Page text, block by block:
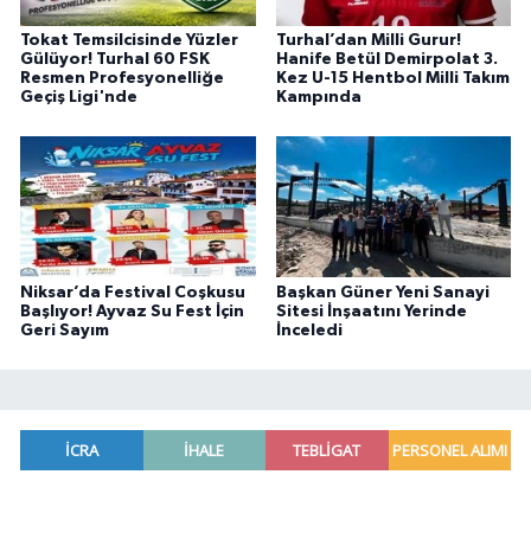
Tokat Temsilcisinde Yüzler
Gülüyor! Turhal 60 FSK
Resmen Profesyonelliğe
Geçiş Ligi'nde
Turhal’dan Milli Gurur!
Hanife Betül Demirpolat 3.
Kez U-15 Hentbol Milli Takım
Kampında
Niksar’da Festival Coşkusu
Başlıyor! Ayvaz Su Fest İçin
Geri Sayım
Başkan Güner Yeni Sanayi
Sitesi İnşaatını Yerinde
İnceledi